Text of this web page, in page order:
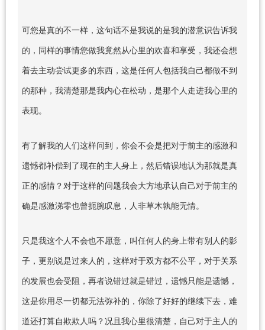
可您是真的不一样，这句话不是我说的是我的潜意识告诉我
的，同样的事情您做我竟然从心里的欢喜和享受，我还会想
着去主动尝试更多的东西，这是任何人包括我自己都做不到
的那种，我清楚那是我内心在松动，是那个人走进我心里的
表现。
有了解我的人们这样问到，你会不会是把对于前主的感激和
遗憾都补偿到了现在的主人身上，然后错误地认为那就是真
正的感情？对于这样的问题我会大方地承认自己对于前主的
确是感激涕零也曾扼腕叹息，人非草木孰能无情。
只是我这个人不会也不愿意，叫任何人的身上带有别人的影
子，更别说是过来人的，这样对于双方都不公平，对于关系
的发展也会受阻，再者说错过就是错过，遗憾只能是遗憾，
这是你用尽一切都无法弥补的，你除了好好的继续下去，难
道还打算自欺欺人吗？况且我心里很清楚，自己对于主人的